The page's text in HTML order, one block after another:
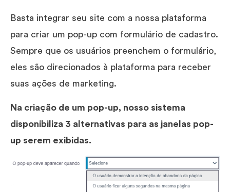
Basta integrar seu site com a nossa plataforma
para criar um pop-up com formulário de cadastro.
Sempre que os usuários preenchem o formulário,
eles são direcionados à plataforma para receber
suas ações de marketing.
Na criação de um pop-up, nosso sistema
disponibiliza 3 alternativas para as janelas pop-
up serem exibidas.